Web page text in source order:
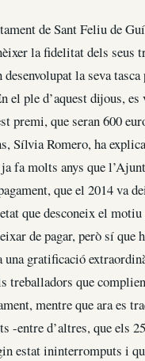
de Sant Feliu de
la fidelitat dels seus
desenvolupat la seva
el ple d’aquest dijous, es
premi, que seran 600
Sílvia Romero, ha
fa molts anys que
que el 2014 va
que desconeix el
de pagar, però sí que
una gratificació
treballadors que
mentre que ara es
-entre d’altres, que els
estat ininterromputs i